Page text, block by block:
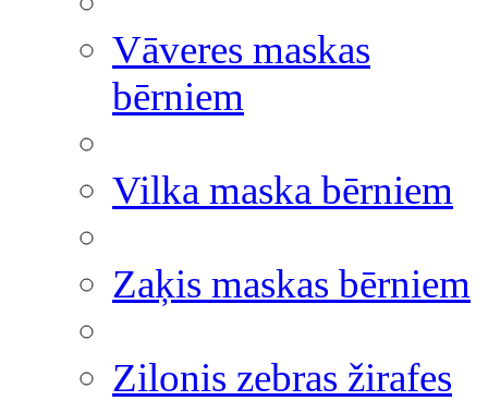
Vāveres maskas
bērniem
Vilka maska bērniem
Zaķis maskas bērniem
Zilonis zebras žirafes